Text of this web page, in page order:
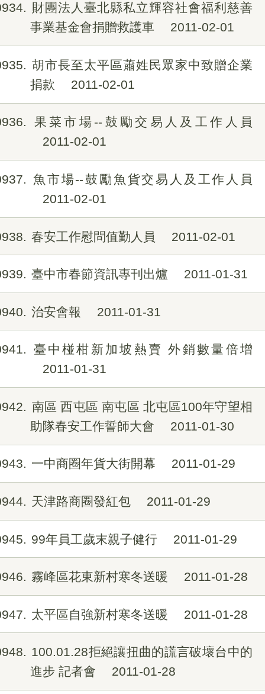
財團法人臺北縣私立輝容社會福利慈善
事業基金會捐贈救護車
2011-02-01
胡市長至太平區蕭姓民眾家中致贈企業
捐款
2011-02-01
果菜市場--鼓勵交易人及工作人員
2011-02-01
魚市場--鼓勵魚貨交易人及工作人員
2011-02-01
春安工作慰問值勤人員 2011-02-01
臺中市春節資訊專刊出爐 2011-01-31
治安會報 2011-01-31
臺中椪柑新加坡熱賣 外銷數量倍增
2011-01-31
南區 西屯區 南屯區 北屯區100年守望相
助隊春安工作誓師大會
2011-01-30
一中商圈年貨大街開幕 2011-01-29
天津路商圈發紅包 2011-01-29
99年員工歲末親子健行 2011-01-29
霧峰區花東新村寒冬送暖 2011-01-28
太平區自強新村寒冬送暖 2011-01-28
100.01.28拒絕讓扭曲的謊言破壞台中的
進步 記者會
2011-01-28